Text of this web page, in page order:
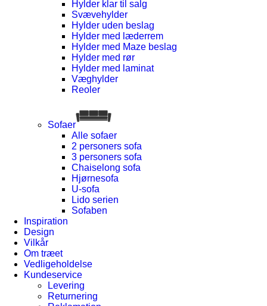
Hylder klar til salg
Svævehylder
Hylder uden beslag
Hylder med læderrem
Hylder med Maze beslag
Hylder med rør
Hylder med laminat
Væghylder
Reoler
Sofaer
Alle sofaer
2 personers sofa
3 personers sofa
Chaiselong sofa
Hjørnesofa
U-sofa
Lido serien
Sofaben
Inspiration
Design
Vilkår
Om træet
Vedligeholdelse
Kundeservice
Levering
Returnering